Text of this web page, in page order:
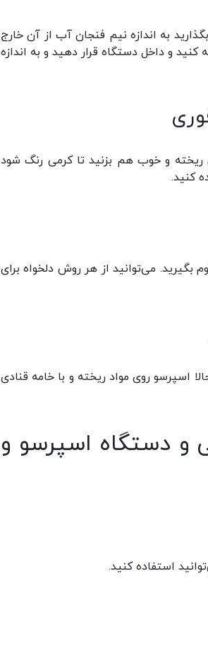
به اندازه نیم فنجان آب از آن خارج
و داخل دستگاه قرار دهید و به اندازه
و خوب هم بزنید تا کرمی رنگ شود
کنید.
و به مدت ۲۰ الی ۳۰ ثانیه بزنید تا فوم بگیرید. می‌توانید از هر روش دلخواه برای
اسپرسو روی مواد ریخته و با خامه قنادی
و دستگاه اسپرسو و
استفاده کنید.